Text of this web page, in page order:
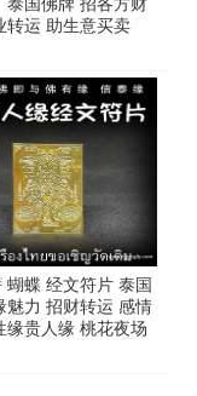
泰国佛牌 招各方财
转运 助生意买卖
蝴蝶 经文符片 泰国
魅力 招财转运 感情
缘贵人缘 桃花夜场